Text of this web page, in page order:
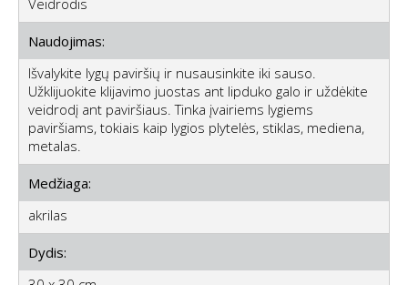
Naudojimas:
Išvalykite lygų paviršių ir nusausinkite iki sauso.
Užklijuokite klijavimo juostas ant lipduko galo ir uždėkite
veidrodį ant paviršiaus. Tinka įvairiems lygiems
paviršiams, tokiais kaip lygios plytelės, stiklas, mediena,
metalas.
Medžiaga:
akrilas
Dydis: